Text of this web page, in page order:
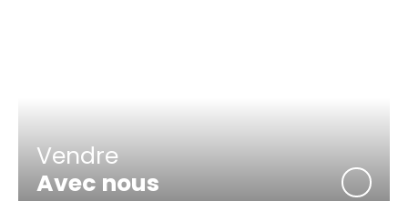
Vendre
Avec nous